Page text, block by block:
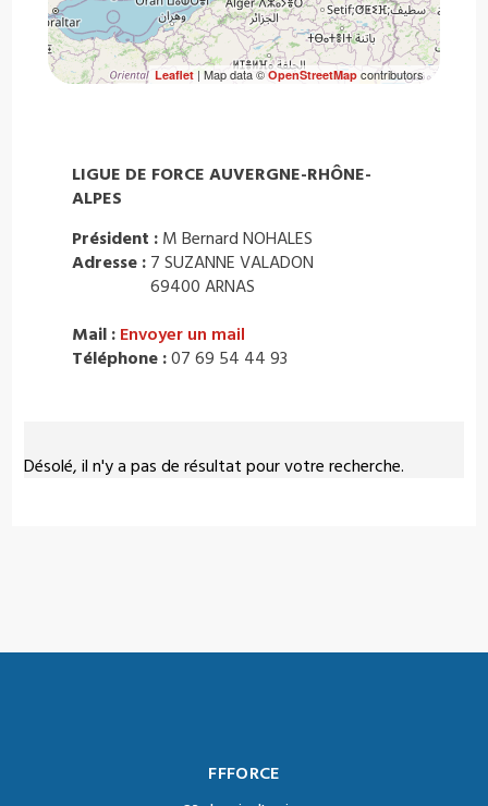
Désolé, il n'y a pas de résultat pour votre recherche.
Leaflet| Map data ©OpenStreetMapcontributors
LIGUE DE FORCE AUVERGNE-RHÔNE-
ALPES
Président : M Bernard NOHALES
Adresse : 7 SUZANNE VALADON
69400 ARNAS
Mail : Envoyer un mail
Téléphone :07 69 54 44 93
FFFORCE